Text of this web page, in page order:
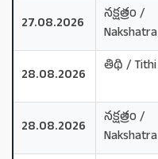
27.08.2026
నక్షత్రం /
Nakshatra
28.08.2026
తిథి / Tithi
28.08.2026
నక్షత్రం /
Nakshatra